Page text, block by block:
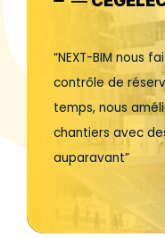
“NEXT-BIM nous
contrôle de
temps, nous
chantiers avec
auparavant”